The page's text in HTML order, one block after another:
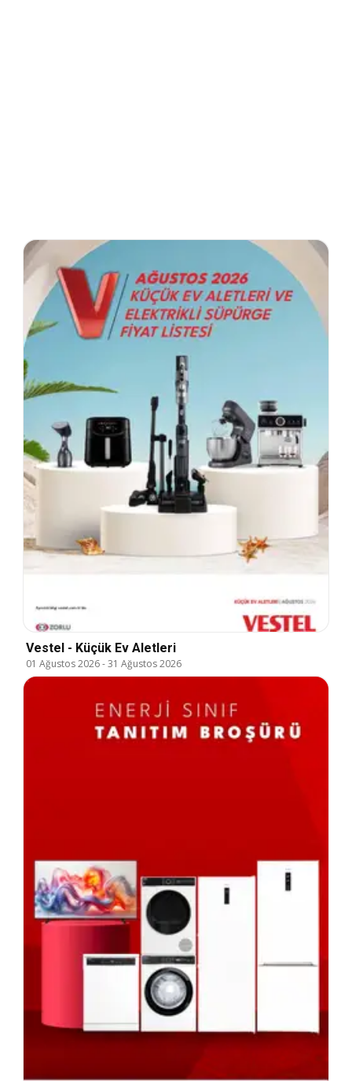
Vestel - Küçük Ev Aletleri
01 Ağustos 2026-31 Ağustos 2026